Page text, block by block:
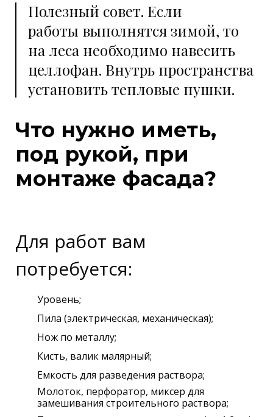
Полезный совет. Если
работы выполнятся зимой, то
на леса необходимо навесить
целлофан. Внутрь пространства
установить тепловые пушки.
Что нужно иметь,
под рукой, при
монтаже фасада?
Для работ вам
потребуется:
Уровень;
Пила (электрическая, механическая);
Нож по металлу;
Кисть, валик малярный;
Емкость для разведения раствора;
Молоток, перфоратор, миксер для
замешивания строительного раствора;